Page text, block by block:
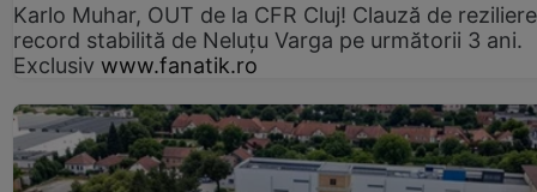
Karlo Muhar, OUT de la CFR Cluj! Clauză de reziliere
record stabilită de Neluțu Varga pe următorii 3 ani.
Exclusiv www.fanatik.ro